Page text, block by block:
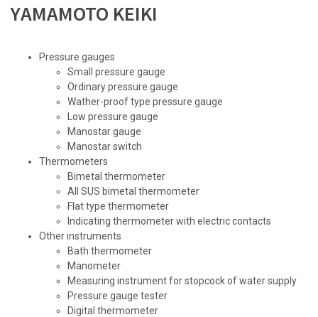
YAMAMOTO KEIKI
Pressure gauges
Small pressure gauge
Ordinary pressure gauge
Wather-proof type pressure gauge
Low pressure gauge
Manostar gauge
Manostar switch
Thermometers
Bimetal thermometer
All SUS bimetal thermometer
Flat type thermometer
Indicating thermometer with electric contacts
Other instruments
Bath thermometer
Manometer
Measuring instrument for stopcock of water supply
Pressure gauge tester
Digital thermometer